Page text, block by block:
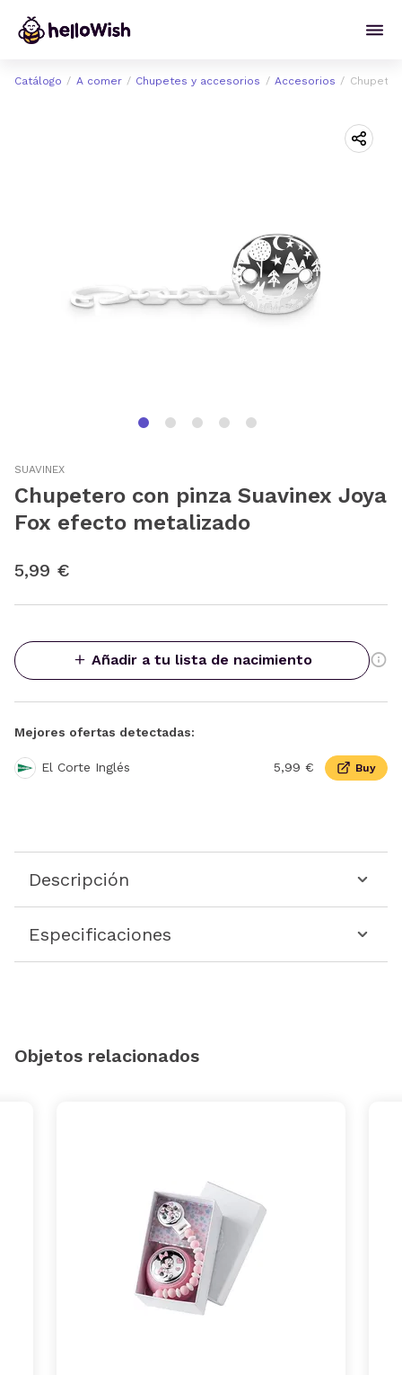
Catálogo A comer Chupetes y accesorios Accesorios
SUAVINEX
Chupetero con pinza Suavinex Joya
Fox efecto metalizado
5,99 €
Añadir a tu lista de nacimiento
Mejores ofertas detectadas:
El Corte Inglés 5,99 € Buy
Descripción
Especificaciones
Objetos relacionados